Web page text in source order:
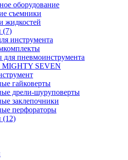
оборудование
съемники
жидкостей
(7)
инструмента
для пневмоинструмента
MIGHTY SEVEN
гайковерты
дрели-шуруповерты
заклепочники
перфораторы
(12)